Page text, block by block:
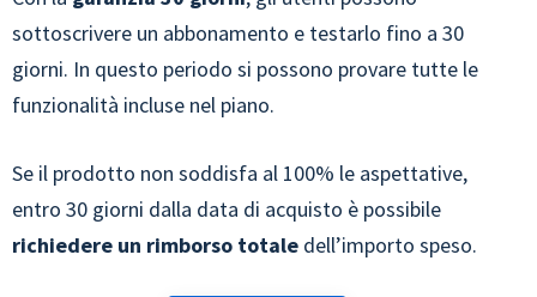
sottoscrivere un abbonamento e testarlo fino a 30
giorni. In questo periodo si possono provare tutte le
funzionalità incluse nel piano.
Se il prodotto non soddisfa al 100% le aspettative,
entro 30 giorni dalla data di acquisto è possibile
richiedere un rimborso totale dell’importo speso.